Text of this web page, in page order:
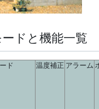
ドと機能一覧
ド 温度補正 アラーム